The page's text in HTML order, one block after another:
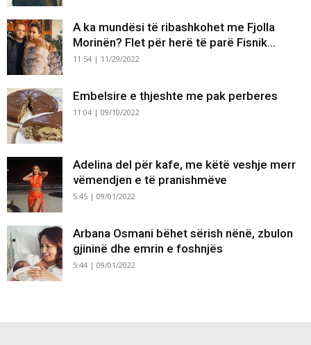
A ka mundësi të ribashkohet me Fjolla
Morinën? Flet për herë të parë Fisnik...
11:54 | 11/29/2022
Embelsire e thjeshte me pak perberes
11:04 | 09/10/2022
Adelina del për kafe, me këtë veshje merr
vëmendjen e të pranishmëve
5:45 | 09/01/2022
Arbana Osmani bëhet sërish nënë, zbulon
gjininë dhe emrin e foshnjës
5:44 | 09/01/2022